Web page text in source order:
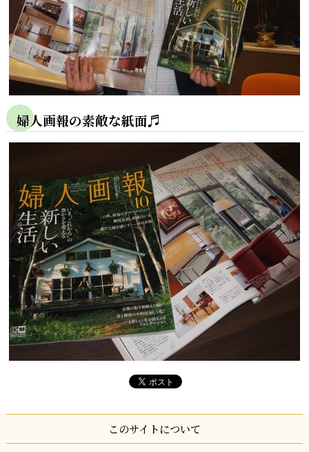
婦人画報の素敵な紙面♬
このサイトについて